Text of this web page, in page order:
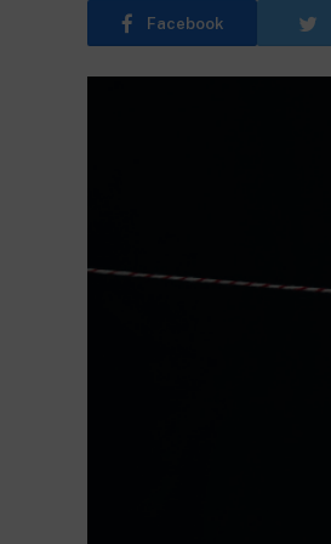
Facebook